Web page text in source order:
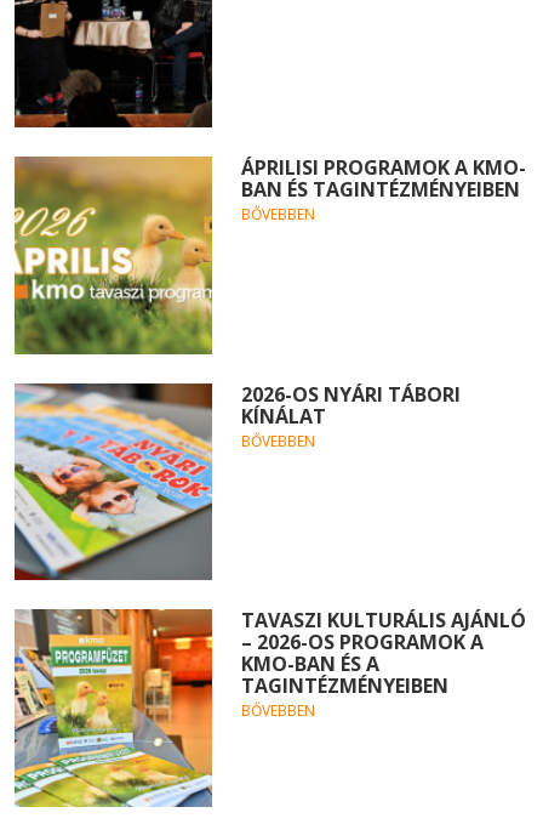
ÁPRILISI PROGRAMOK A KMO-
BAN ÉS TAGINTÉZMÉNYEIBEN
BŐVEBBEN
2026-OS NYÁRI TÁBORI
KÍNÁLAT
BŐVEBBEN
TAVASZI KULTURÁLIS AJÁNLÓ
– 2026-OS PROGRAMOK A
KMO-BAN ÉS A
TAGINTÉZMÉNYEIBEN
BŐVEBBEN